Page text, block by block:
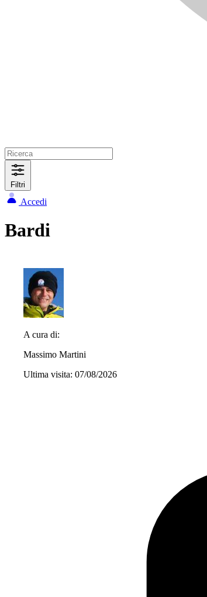
Filtri
Accedi
Bardi
A cura di:
Massimo Martini
Ultima visita: 07/08/2026